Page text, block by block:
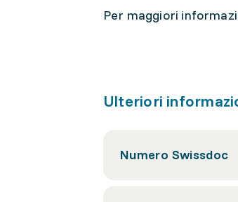
Per maggiori
Ulteriori
Numero Swissdoc